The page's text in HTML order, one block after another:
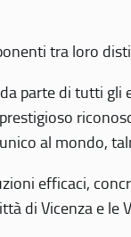
tra loro
parte di tutti
al mondo,
efficaci,
di Vicenza e le